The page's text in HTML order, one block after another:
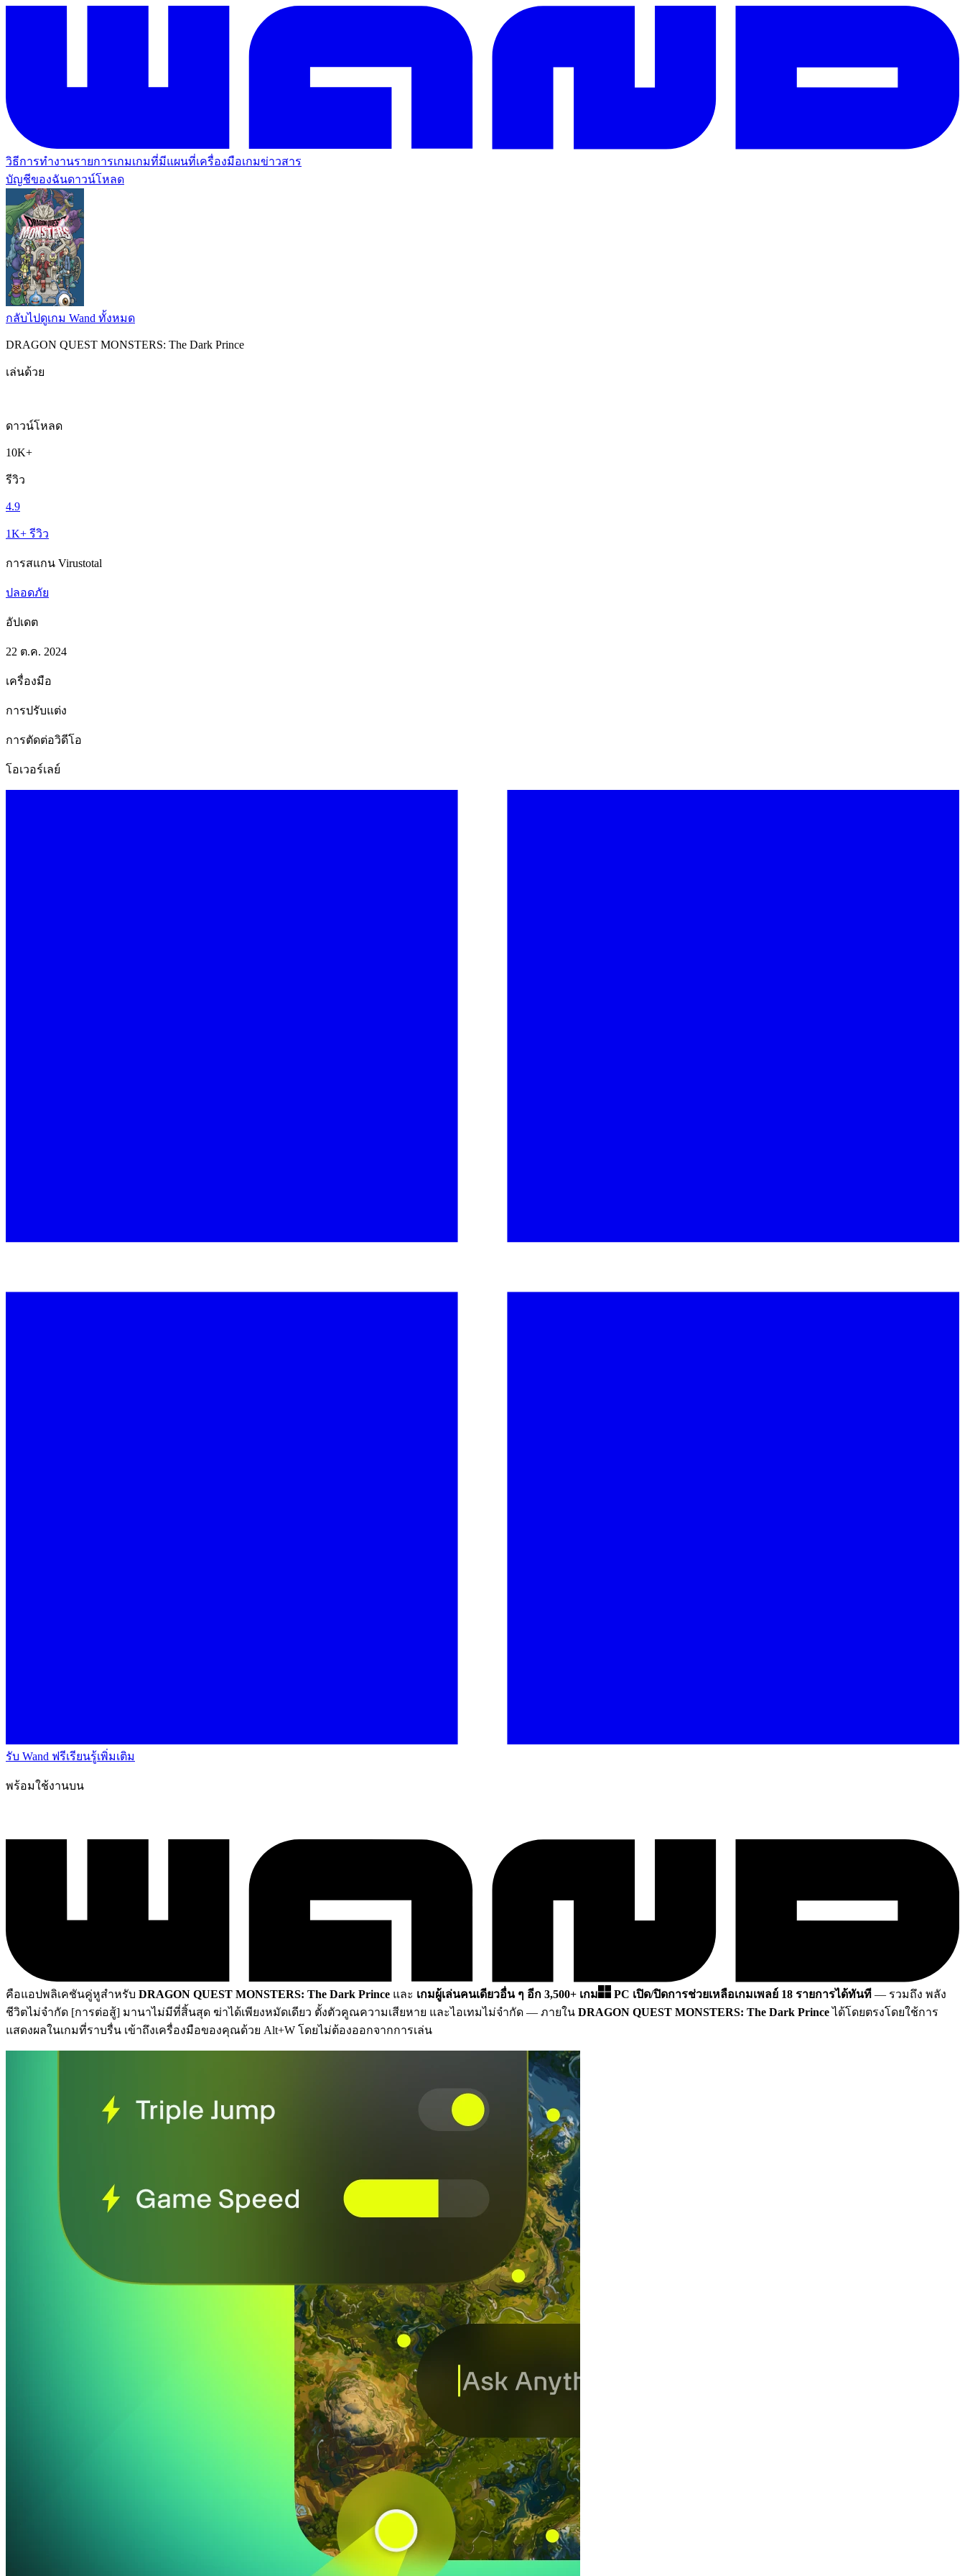
วิธีการทำงานรายการเกมเกมที่มีแผนที่เครื่องมือเกมข่าวสาร
บัญชีของฉันดาวน์โหลด
กลับไปดูเกม Wand ทั้งหมด
DRAGON QUEST MONSTERS: The Dark Prince
เล่นด้วย
ดาวน์โหลด
10K+
รีวิว
4.9
1K+ รีวิว
การสแกน Virustotal
ปลอดภัย
อัปเดต
22 ต.ค. 2024
เครื่องมือ
การปรับแต่ง
การตัดต่อวิดีโอ
โอเวอร์เลย์
รับ Wand ฟรีเรียนรู้เพิ่มเติม
พร้อมใช้งานบน
คือแอปพลิเคชันคู่หูสำหรับ DRAGON QUEST MONSTERS: The Dark Prince และ เกมผู้เล่นคนเดียวอื่น ๆ อีก 3,500+ เกม PC เปิด/ปิดการช่วยเหลือเกมเพลย์ 18 รายการได้ทันที — รวมถึง พลัง
ชีวิตไม่จำกัด [การต่อสู้] มานาไม่มีที่สิ้นสุด ฆ่าได้เพียงหมัดเดียว ตั้งตัวคูณความเสียหาย และไอเทมไม่จำกัด — ภายใน DRAGON QUEST MONSTERS: The Dark Princeได้โดยตรงโดยใช้การ
แสดงผลในเกมที่ราบรื่น เข้าถึงเครื่องมือของคุณด้วย Alt+W โดยไม่ต้องออกจากการเล่น